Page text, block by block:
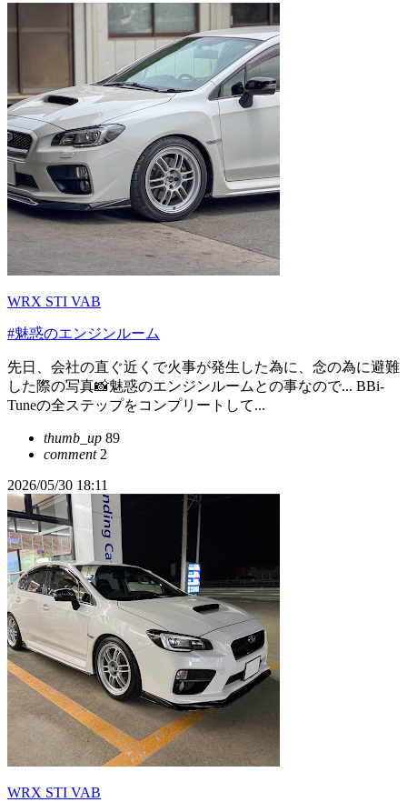
WRX STI VAB
#魅惑のエンジンルーム
先日、会社の直ぐ近くで火事が発生した為に、念の為に避難
した際の写真📸魅惑のエンジンルームとの事なので... BBi-
Tuneの全ステップをコンプリートして...
thumb_up 89
comment2
2026/05/30 18:11
WRX STI VAB